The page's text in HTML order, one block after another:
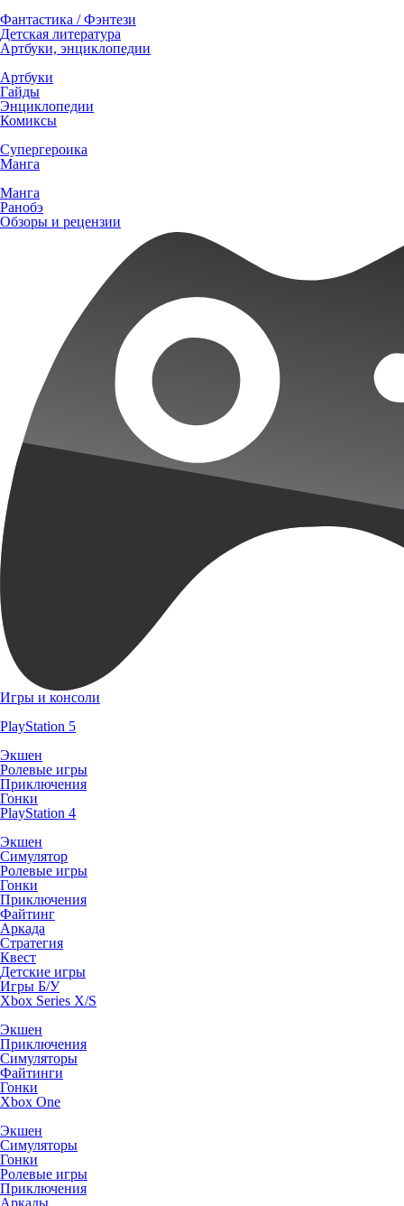
Фантастика / Фэнтези
Детская литература
Артбуки, энциклопедии
Артбуки
Гайды
Энциклопедии
Комиксы
Супергероика
Манга
Манга
Ранобэ
Обзоры и рецензии
Игры и консоли
PlayStation 5
Экшен
Ролевые игры
Приключения
Гонки
PlayStation 4
Экшен
Симулятор
Ролевые игры
Гонки
Приключения
Файтинг
Аркада
Стратегия
Квест
Детские игры
Игры Б/У
Xbox Series X/S
Экшен
Приключения
Симуляторы
Файтинги
Гонки
Xbox One
Экшен
Симуляторы
Гонки
Ролевые игры
Приключения
Аркады